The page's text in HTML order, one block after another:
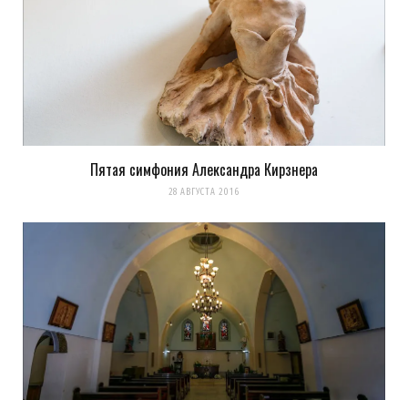
Пятая симфония Александра Кирзнера
28 АВГУСТА 2016